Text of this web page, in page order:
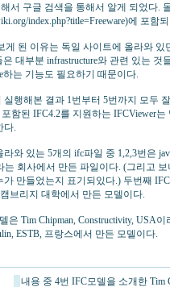
서 구글 검색을 통해서 알게 되었다.
index.php?title=Freeware)에 포함
게 된 이유는 독일 사이트에 올라와 있
은 대부분 infrastructure와 관련 있는
하는 기능도 필요하기 때문이다.
실행해본 결과 1번부터 5번까지 모두
포함된 IFC4.2를 지원하는 IFCViewer
다.
라와 있는 5개의 ifc파일 중 1,2,3번은
는 회사에서 만든 파일이다. (그리고
가 만들었는지 표기되있다.) 두번째
브리지 대학에서 만든 모델이다.
은 Tim Chipman, Constructivity, USA
ESTB, 프랑스에서 만든 모델이다.
내용 중 4번 IFC모델을 소개한 Tim